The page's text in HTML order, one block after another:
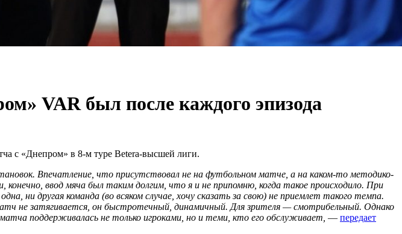
VAR был после каждого эпизода
с «Днепром» в 8-м туре Betera-высшей лиги.
Впечатление, что присутствовал не на футбольном матче, а на каком-то методико-
конечно, ввод мяча был таким долгим, что я и не припомню, когда такое происходило. При
ни другая команда (во всяком случае, хочу сказать за свою) не приемлет такого темпа.
не затягивается, он быстротечный, динамичный. Для зрителя — смотрибельный. Однако
поддерживалась не только игроками, но и теми, кто его обслуживает, — передает